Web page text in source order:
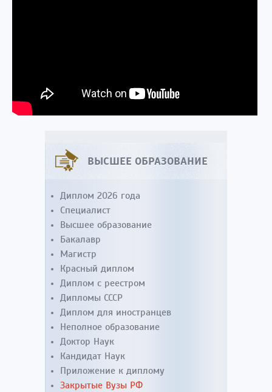
ВЫСШЕЕ ОБРАЗОВАНИЕ
Диплом 2026 года
Специалист
Высшее образование
Бакалавр
Магистр
Красный диплом
Диплом с реестром
Дипломы СССР
Диплом для иностранцев
Неполное образование
Доктор Наук
Кандидат Наук
Приложение к диплому
Закрытые Вузы РФ